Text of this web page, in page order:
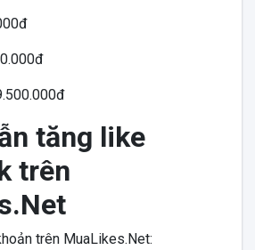
tăng like
trên
trên MuaLikes.Net: